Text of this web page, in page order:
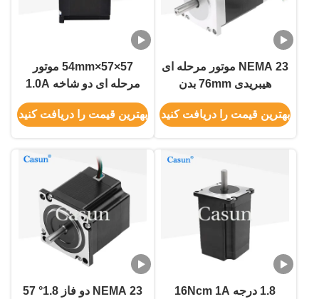
NEMA 23 موتور مرحله ای
هیبریدی 76mm بدن
1.5N.M برای ماشین CNC
بهترین قیمت را دریافت کنید
57×57×54mm موتور
مرحله ای دو شاخه 1.0A
0.9N.m NEMA 23 با ابزار
دقیق
بهترین قیمت را دریافت کنید
1.8 درجه 16Ncm 1A
NEMA 23 دو فاز 1.8° 57